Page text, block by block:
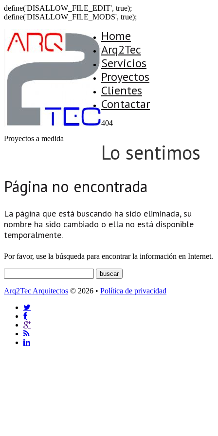
define('DISALLOW_FILE_EDIT', true);
define('DISALLOW_FILE_MODS', true);
Proyectos a medida
Home
Arq2Tec
Servicios
Proyectos
Clientes
Contactar
404
Lo sentimos
Página no encontrada
La página que está buscando ha sido eliminada, su
nombre ha sido cambiado o ella no está disponible
temporalmente.
Por favor, use la búsqueda para encontrar la información en Internet.
Arq2Tec Arquitectos © 2026 • Política de privacidad